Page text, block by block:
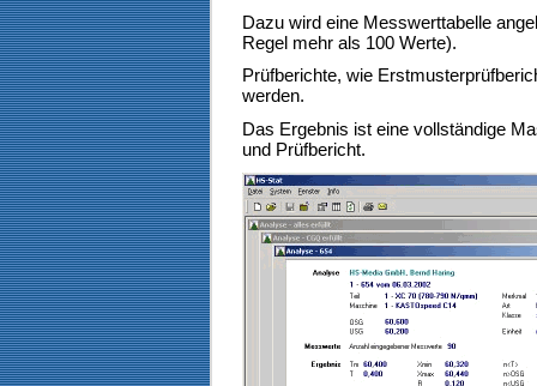
Dazu wird eine Messwerttabelle
Regel mehr als 100 Werte).
Prüfberichte, wie
werden.
Das Ergebnis ist eine vollständige
und Prüfbericht.